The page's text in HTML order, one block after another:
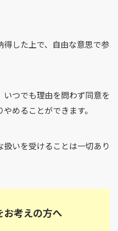
した上で、自由な意思で参
つでも理由を問わず同意を
めることができます。
いを受けることは一切あり
お考えの方へ